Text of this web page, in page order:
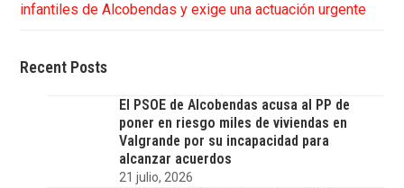
infantiles de Alcobendas y exige una actuación urgente
Recent Posts
El PSOE de Alcobendas acusa al PP de
poner en riesgo miles de viviendas en
Valgrande por su incapacidad para
alcanzar acuerdos
21 julio, 2026